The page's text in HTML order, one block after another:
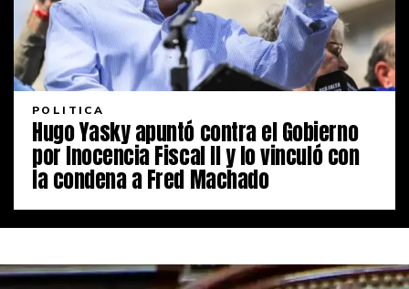
POLITICA
Hugo Yasky apuntó contra el Gobierno
por Inocencia Fiscal II y lo vinculó con
la condena a Fred Machado